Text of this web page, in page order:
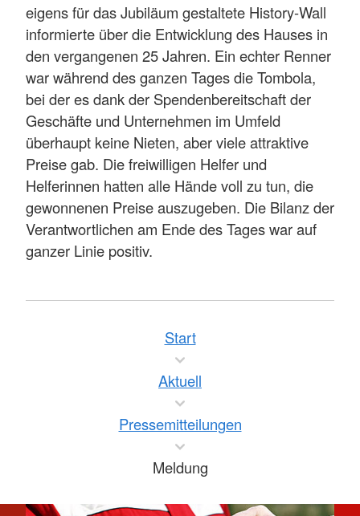
eigens für das Jubiläum gestaltete History-Wall
informierte über die Entwicklung des Hauses in
den vergangenen 25 Jahren. Ein echter Renner
war während des ganzen Tages die Tombola,
bei der es dank der Spendenbereitschaft der
Geschäfte und Unternehmen im Umfeld
überhaupt keine Nieten, aber viele attraktive
Preise gab. Die freiwilligen Helfer und
Helferinnen hatten alle Hände voll zu tun, die
gewonnenen Preise auszugeben. Die Bilanz der
Verantwortlichen am Ende des Tages war auf
ganzer Linie positiv.
Start
Aktuell
Pressemitteilungen
Meldung